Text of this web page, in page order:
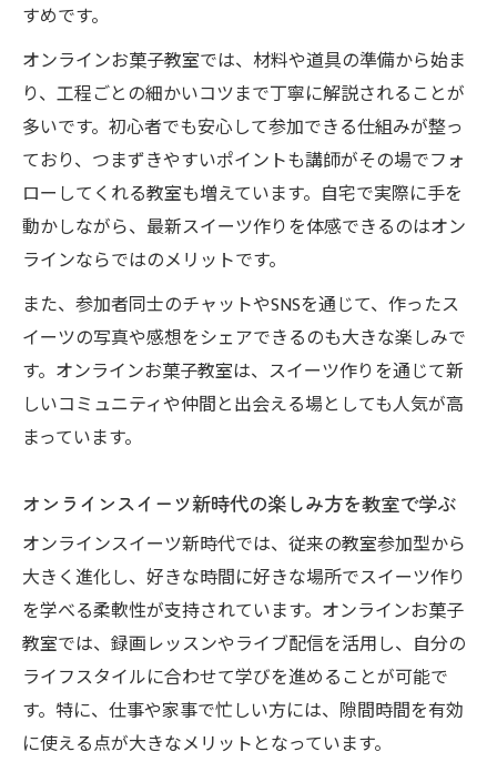
を満喫
自宅で人気スイーツ技術を楽しく学ぶ方法
女性人気スイーツをオンラインで手軽に習得
オンラインお菓子教室で女性人気スイーツ
を習得
女性に人気のスイーツをオンラインで学ぶ
方法
オンラインお菓子教室で手軽に人気スイー
ツ体験
女性向けスイーツをオンライン教室で簡単
マスター
オンラインお菓子教室で話題スイーツを実
トレンド発信に役立つオンラインお菓子教室活
用法
オンラインお菓子教室で話題のトレンド発
信術
トレンド発信に強いオンラインお菓子教室
活用法
オンラインスイーツ新時代で情報発信力を
すめです。
オンラインお菓子教室では、材料や道具の準備から始ま
り、工程ごとの細かいコツまで丁寧に解説されることが
多いです。初心者でも安心して参加できる仕組みが整っ
ており、つまずきやすいポイントも講師がその場でフォ
ローしてくれる教室も増えています。自宅で実際に手を
動かしながら、最新スイーツ作りを体感できるのはオン
ラインならではのメリットです。
また、参加者同士のチャットやSNSを通じて、作ったス
イーツの写真や感想をシェアできるのも大きな楽しみで
す。オンラインお菓子教室は、スイーツ作りを通じて新
しいコミュニティや仲間と出会える場としても人気が高
まっています。
オンラインスイーツ新時代の楽しみ方を教室で学ぶ
オンラインスイーツ新時代では、従来の教室参加型から
大きく進化し、好きな時間に好きな場所でスイーツ作り
を学べる柔軟性が支持されています。オンラインお菓子
教室では、録画レッスンやライブ配信を活用し、自分の
ライフスタイルに合わせて学びを進めることが可能で
す。特に、仕事や家事で忙しい方には、隙間時間を有効
に使える点が大きなメリットとなっています。